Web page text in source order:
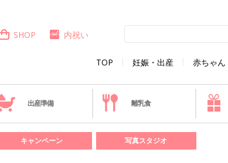
TOP 妊娠・出産 赤ちゃん
SHOP 内祝い
出産準備 離乳食
キャンペーン 写真スタジオ